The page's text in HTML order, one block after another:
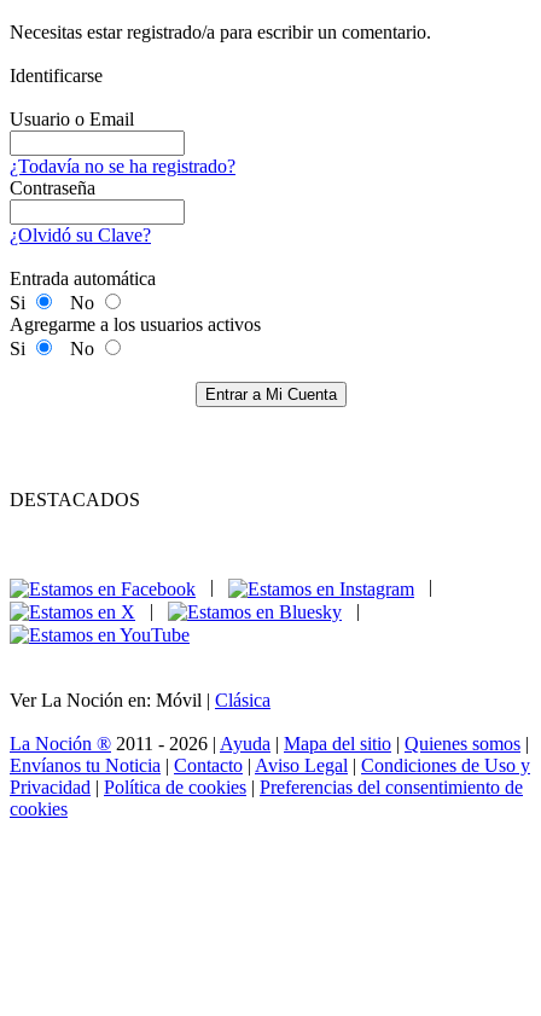
Necesitas estar registrado/a para escribir un comentario.
Identificarse
Usuario o Email
¿Todavía no se ha registrado?
Contraseña
¿Olvidó su Clave?
Entrada automática
Si
No
Agregarme a los usuarios activos
Si
No
Entrar a Mi Cuenta
DESTACADOS
|
|
Ver La Noción en: Móvil | Clásica
La Noción ® 2011 - 2026 | Ayuda | Mapa del sitio | Quienes somos |
Envíanos tu Noticia | Contacto | Aviso Legal | Condiciones de Uso y
Privacidad | Política de cookies | Preferencias del consentimiento de
cookies